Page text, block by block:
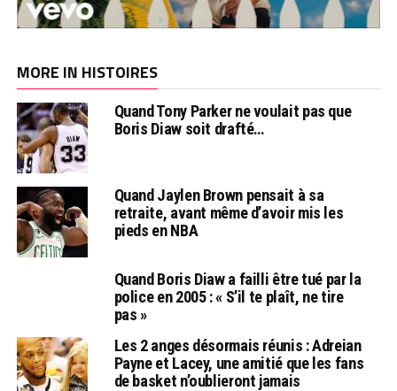
MORE IN HISTOIRES
Quand Tony Parker ne voulait pas que
Boris Diaw soit drafté…
Quand Jaylen Brown pensait à sa
retraite, avant même d’avoir mis les
pieds en NBA
Quand Boris Diaw a failli être tué par la
police en 2005 : « S’il te plaît, ne tire
pas »
Les 2 anges désormais réunis : Adreian
Payne et Lacey, une amitié que les fans
de basket n’oublieront jamais